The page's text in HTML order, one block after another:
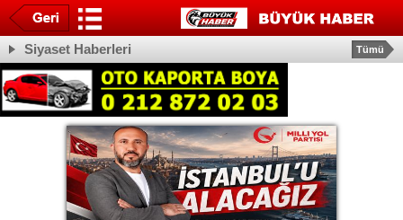
Siyaset Haberleri Tümü